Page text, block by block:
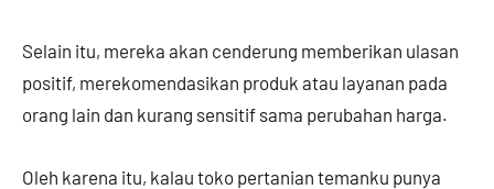
Selain itu, mereka akan cenderung memberikan ulasan
positif, merekomendasikan produk atau layanan pada
orang lain dan kurang sensitif sama perubahan harga.
Oleh karena itu, kalau toko pertanian temanku punya